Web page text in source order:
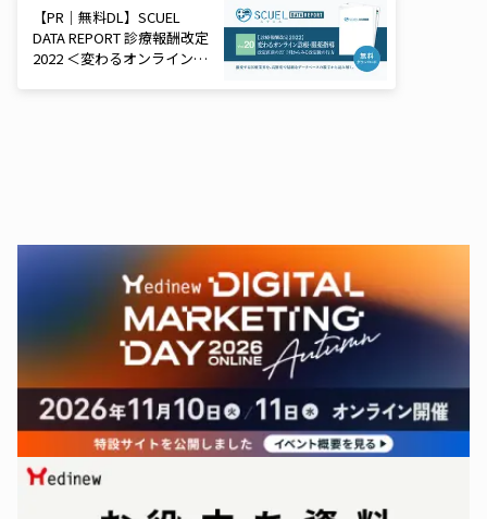
【PR｜無料DL】SCUEL
DATA REPORT 診療報酬改定
2022 ＜変わるオンライン診